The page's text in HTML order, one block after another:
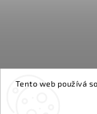
Tento web používá